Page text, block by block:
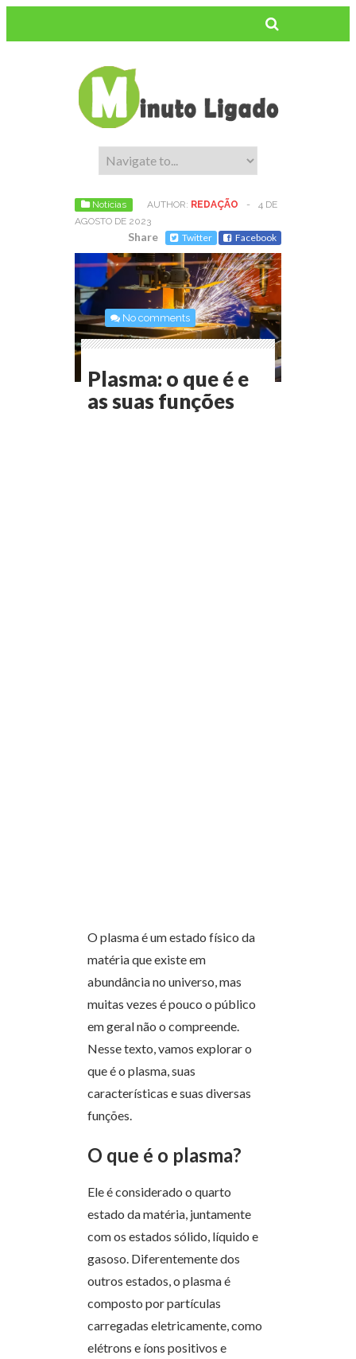
Notícias AUTHOR: REDAÇÃO -
4 DE
AGOSTO DE 2023
Share Twitter Facebook
No comments
Plasma: o que é e
as suas funções
O plasma é um estado físico da
matéria que existe em
abundância no universo, mas
muitas vezes é pouco o público
em geral não o compreende.
Nesse texto, vamos explorar o
que é o plasma, suas
características e suas diversas
funções.
O que é o plasma?
Ele é considerado o quarto
estado da matéria, juntamente
com os estados sólido, líquido e
gasoso. Diferentemente dos
outros estados, o plasma é
composto por partículas
carregadas eletricamente, como
elétrons e íons positivos e